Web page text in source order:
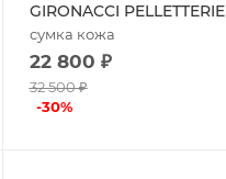
GIRONACCI PELLETTERIE
сумка кожа
22 800 ₽
32 500₽
-30%